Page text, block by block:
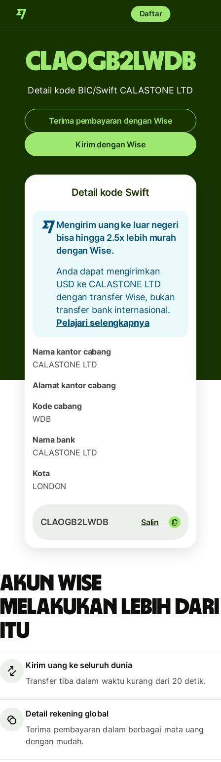
Daftar
CLAOGB2LWDB
Detail kode BIC/Swift CALASTONE LTD
Terima pembayaran dengan Wise
Kirim dengan Wise
Detail kode Swift
Mengirim uang ke luar negeri
bisa hingga 2.5x lebih murah
dengan Wise.
Anda dapat mengirimkan
USD ke CALASTONE LTD
dengan transfer Wise, bukan
transfer bank internasional.
Pelajari selengkapnya
Nama kantor cabang
CALASTONE LTD
Alamat kantor cabang
Kode cabang
WDB
Nama bank
CALASTONE LTD
Kota
LONDON
CLAOGB2LWDB Salin
Akun Wise
melakukan lebih dari
itu
Kirim uang ke seluruh dunia
Transfer tiba dalam waktu kurang dari 20 detik.
Detail rekening global
Terima pembayaran dalam berbagai mata uang
dengan mudah.